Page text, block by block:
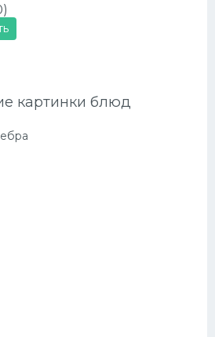
картинки блюд